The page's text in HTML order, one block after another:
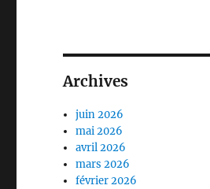
Archives
juin 2026
mai 2026
avril 2026
mars 2026
février 2026